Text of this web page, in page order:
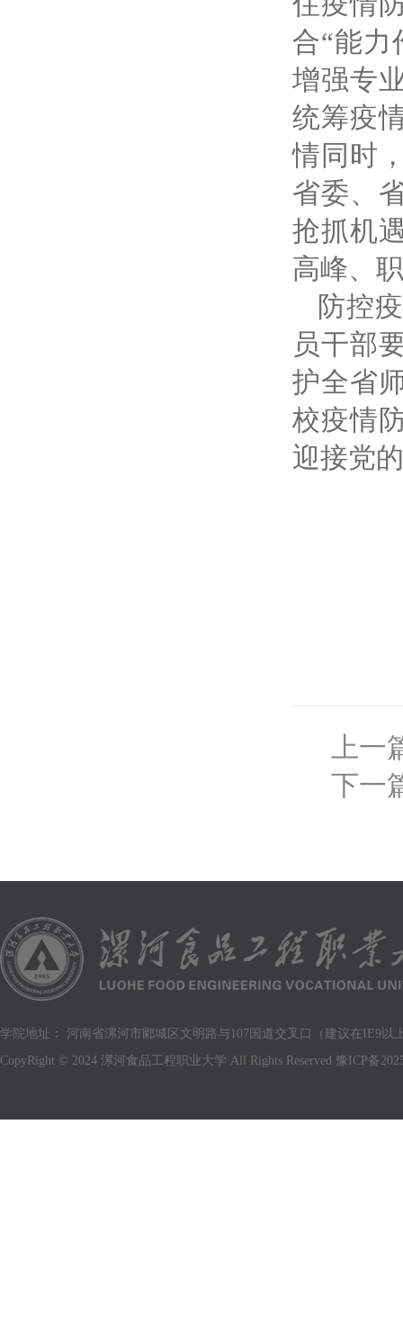
合“能力
增强专
统筹疫
情同时
省委、
抢抓机
高峰、
防控
员干部
护全省
校疫情
迎接党
上一
下一
学院地址： 河南省漯河市郾城区文明路与107国道交叉口（建议在IE9以
CopyRight © 2024 漯河食品工程职业大学 All Rights Reserved. 豫ICP备